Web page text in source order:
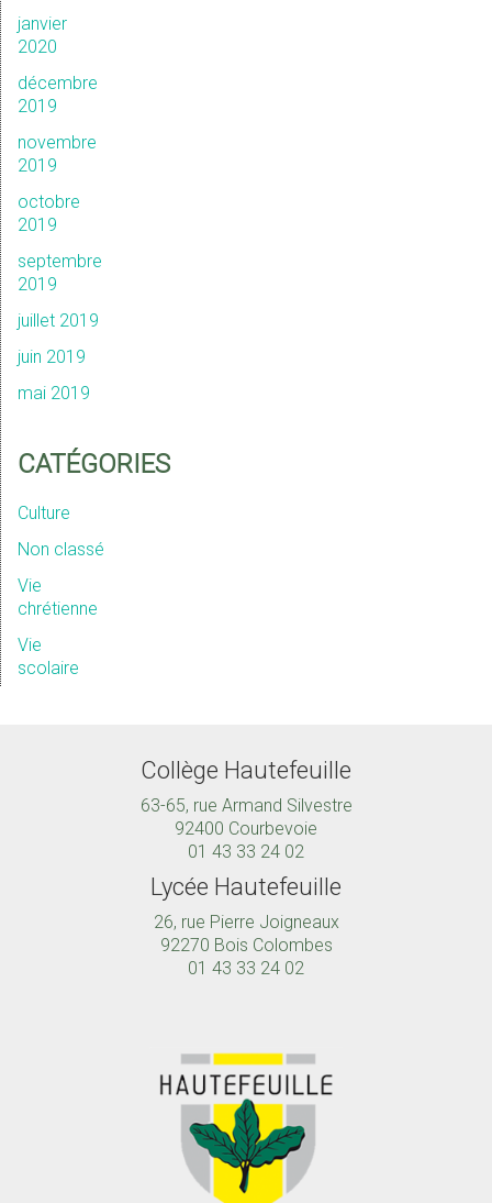
janvier
2020
décembre
2019
novembre
2019
octobre
2019
septembre
2019
juillet 2019
juin 2019
mai 2019
CATÉGORIES
Culture
Non classé
Vie
chrétienne
Vie
scolaire
Collège Hautefeuille
63-65, rue Armand Silvestre
92400 Courbevoie
01 43 33 24 02
Lycée Hautefeuille
26, rue Pierre Joigneaux
92270 Bois Colombes
01 43 33 24 02